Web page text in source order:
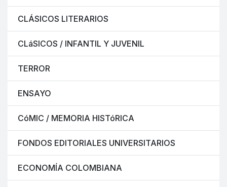
CLÁSICOS LITERARIOS
CLáSICOS / INFANTIL Y JUVENIL
TERROR
ENSAYO
CóMIC / MEMORIA HISTóRICA
FONDOS EDITORIALES UNIVERSITARIOS
ECONOMÍA COLOMBIANA